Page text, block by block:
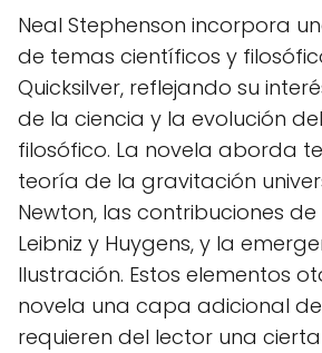
Neal Stephenson incorpora
de temas científicos y
Quicksilver, reflejando su
de la ciencia y la evolución
filosófico. La novela aborda
teoría de la gravitación
Newton, las contribuciones
Leibniz y Huygens, y la
Ilustración. Estos elementos
novela una capa adicional
requieren del lector una